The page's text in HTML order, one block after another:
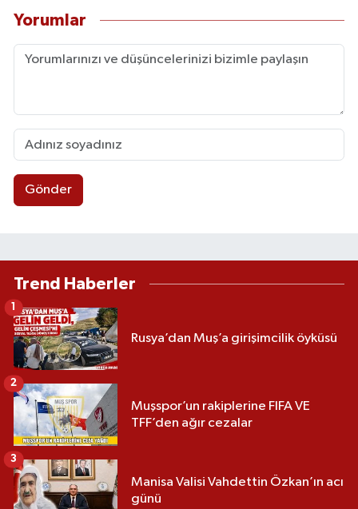
Yorumlar
Gönder
Trend Haberler
Rusya’dan Muş’a girişimcilik öyküsü
1
Muşspor’un rakiplerine FIFA VE
TFF’den ağır cezalar
2
Manisa Valisi Vahdettin Özkan’ın acı
günü
3